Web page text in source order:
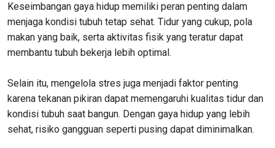
Keseimbangan gaya hidup memiliki peran penting dalam
menjaga kondisi tubuh tetap sehat. Tidur yang cukup, pola
makan yang baik, serta aktivitas fisik yang teratur dapat
membantu tubuh bekerja lebih optimal.
Selain itu, mengelola stres juga menjadi faktor penting
karena tekanan pikiran dapat memengaruhi kualitas tidur dan
kondisi tubuh saat bangun. Dengan gaya hidup yang lebih
sehat, risiko gangguan seperti pusing dapat diminimalkan.